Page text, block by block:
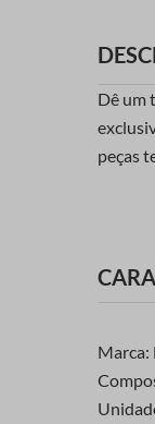
Dê um
peças
Marca: